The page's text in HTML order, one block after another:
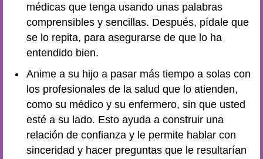
médicas que tenga usando unas palabras
comprensibles y sencillas. Después, pídale que
se lo repita, para asegurarse de que lo ha
entendido bien.
Anime a su hijo a pasar más tiempo a solas con
los profesionales de la salud que lo atienden,
como su médico y su enfermero, sin que usted
esté a su lado. Esto ayuda a construir una
relación de confianza y le permite hablar con
sinceridad y hacer preguntas que le resultarían